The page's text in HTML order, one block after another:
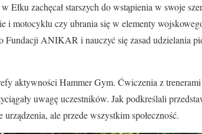
Ełku zachęcał starszych do wstąpienia w swoje
i motocyklu czy ubrania się w elementy
Fundacji ANIKAR i nauczyć się zasad udzielania
aktywności Hammer Gym. Ćwiczenia z
uwagę uczestników. Jak podkreślali
ale przede wszystkim społeczność.